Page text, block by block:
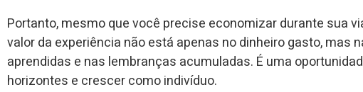
Portanto, mesmo que você precise economizar durante sua
valor da experiência não está apenas no dinheiro gasto, mas
aprendidas e nas lembranças acumuladas. É uma
horizontes e crescer como indivíduo.